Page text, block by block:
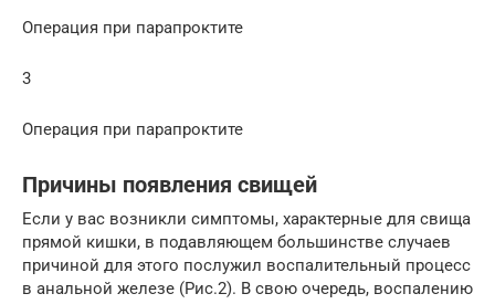
Операция при парапроктите
3
Операция при парапроктите
Причины появления свищей
Если у вас возникли симптомы, характерные для свища
прямой кишки, в подавляющем большинстве случаев
причиной для этого послужил воспалительный процесс
в анальной железе (Рис.2). В свою очередь, воспалению